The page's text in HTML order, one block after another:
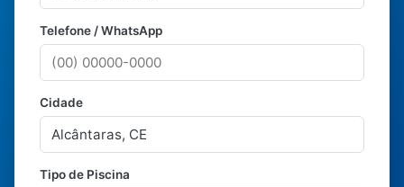
Telefone / WhatsApp
Cidade
Tipo de Piscina